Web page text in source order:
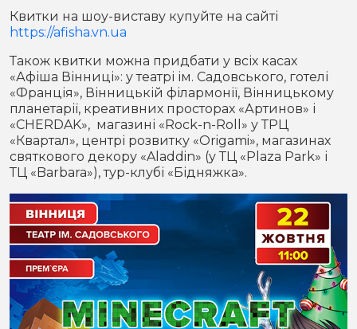
Квитки на шоу-виставу купуйте на сайті
https://afisha.vn.ua
Також квитки можна придбати у всіх касах
«Афіша Вінниці»: у театрі ім. Садовського, готелі
«Франція», Вінницькій філармонії, Вінницькому
планетарії, креативних просторах «Артинов» і
«CHERDAK», магазині «Rock-n-Roll» у ТРЦ
«Квартал», центрі розвитку «Origami», магазинах
святкового декору «Aladdin» (у ТЦ «Plaza Park» і
ТЦ «Barbara»), тур-клубі «Бідняжка».